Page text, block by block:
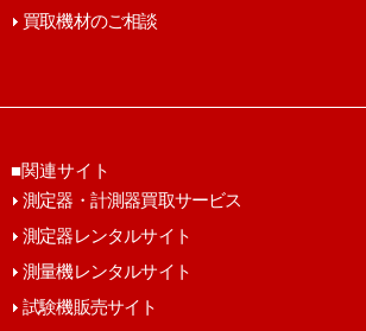
買取機材のご相談
■関連サイト
測定器・計測器買取サービス
測定器レンタルサイト
測量機レンタルサイト
試験機販売サイト